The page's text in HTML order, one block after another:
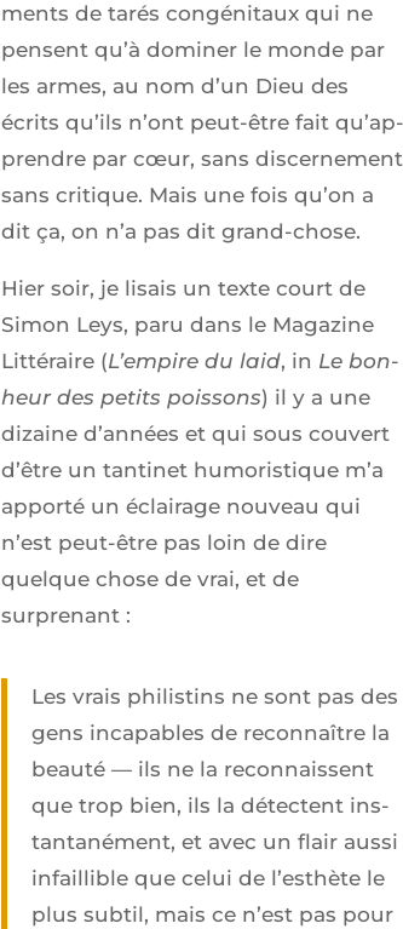
ments de tarés congé­ni­taux qui ne
pensent qu’à domi­ner le monde par
les armes, au nom d’un Dieu des
écrits qu’ils n’ont peut-être fait qu’ap­
prendre par cœur, sans
sans cri­tique. Mais une fois qu’on a
dit ça, on n’a pas dit grand-chose.
Hier soir, je lisais un texte court de
Simon Leys, paru dans le Maga­zine
Lit­té­raire (L’empire du laid, in Le bon­
heur des petits pois­sons) il y a une
dizaine d’an­nées et qui sous cou­vert
d’être un tan­ti­net humo­ris­tique m’a
appor­té un éclai­rage nou­veau qui
n’est peut-être pas loin de dire
quelque chose de vrai, et de
surprenant :
Les vrais phi­lis­tins ne sont pas des
gens inca­pables de recon­naître la
beau­té — ils ne la recon­naissent
que trop bien, ils la détectent ins­
tan­ta­né­ment, et avec un flair aus­si
infaillible que celui de l’es­thète le
plus sub­til, mais ce n’est pas pour